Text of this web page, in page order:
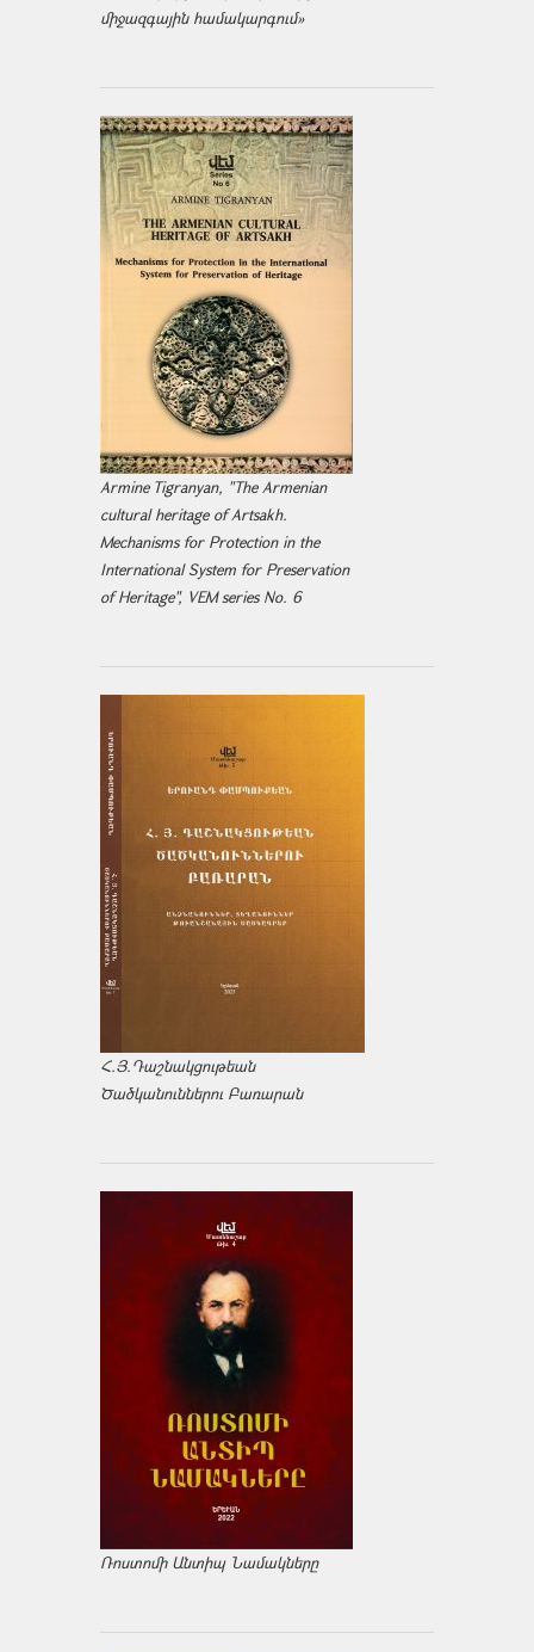
միջազ­գային համակարգում»
Armine Tigranyan, "The Armenian
cultural heritage of Artsakh.
Mechanisms for Protection in the
International System for Preservation
of Heritage", VEM series No. 6
Հ.Յ.Դաշնակցութեան
Ծածկանուններու Բառարան
Ռոստոմի Անտիպ Նամակները